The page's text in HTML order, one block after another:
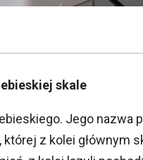
skale
Jego nazwa
z kolei głównym